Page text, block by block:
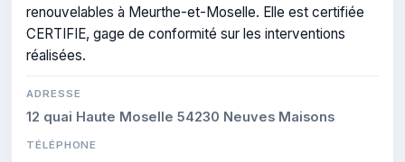
renouvelables à Meurthe-et-Moselle. Elle est certifiée
CERTIFIE, gage de conformité sur les interventions
réalisées.
ADRESSE
12 quai Haute Moselle 54230 Neuves Maisons
TÉLÉPHONE